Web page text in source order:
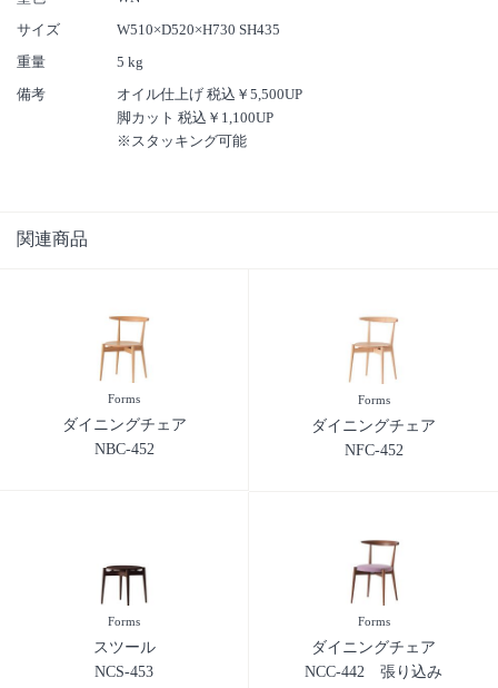
サイズ
W510×D520×H730 SH435
重量
5 kg
備考
オイル仕上げ 税込￥5,500UP
脚カット 税込￥1,100UP
※スタッキング可能
関連商品
Forms
ダイニングチェア
NBC-452
Forms
ダイニングチェア
NFC-452
Forms
スツール
NCS-453
Forms
ダイニングチェア
NCC-442 張り込み